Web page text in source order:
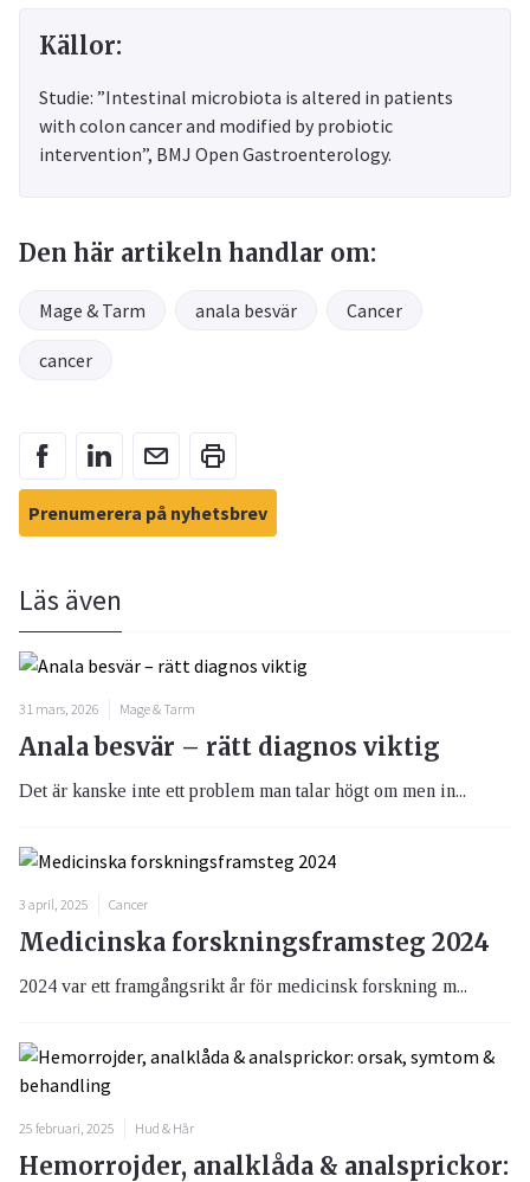
Källor:
Studie: ”Intestinal microbiota is altered in patients
with colon cancer and modified by probiotic
intervention”, BMJ Open Gastroenterology.
Den här artikeln handlar om:
Mage & Tarm anala besvär Cancer
cancer
Prenumerera på nyhetsbrev
Läs även
31 mars, 2026 Mage & Tarm
Anala besvär – rätt diagnos viktig
Det är kanske inte ett problem man talar högt om men in...
3 april, 2025 Cancer
Medicinska forskningsframsteg 2024
2024 var ett framgångsrikt år för medicinsk forskning m...
25 februari, 2025 Hud & Hår
Hemorrojder, analklåda & analsprickor: